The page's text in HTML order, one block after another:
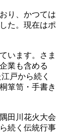
り、かつては
た。現在はポ
います。さま
業も含める
戸から続く
箪笥・手書き
田川花火大会
続く伝統行事